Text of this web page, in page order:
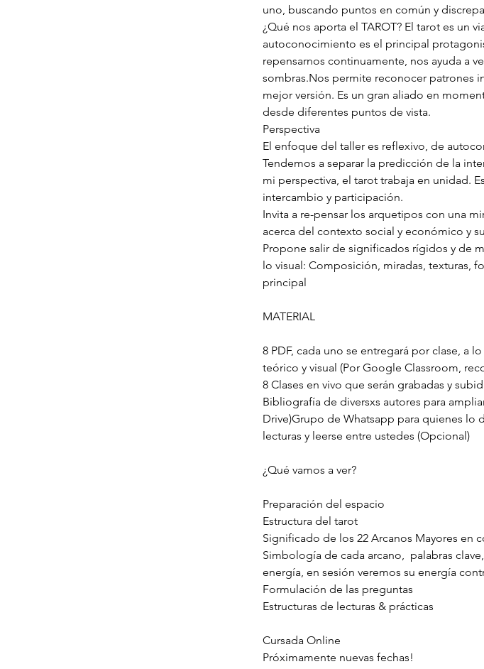
uno, buscando puntos en común y
¿Qué nos aporta el TAROT? El tarot es un
autoconocimiento es el principal
repensarnos continuamente, nos ayuda a
sombras.Nos permite reconocer patrones
mejor versión. Es un gran aliado en
desde diferentes puntos de vista.
Perspectiva
El enfoque del taller es reflexivo, de
Tendemos a separar la predicción de la
mi perspectiva, el tarot trabaja en unidad.
intercambio y participación.
Invita a re-pensar los arquetipos con una
acerca del contexto social y económico y
Propone salir de significados rígidos y de
lo visual: Composición, miradas, texturas,
principal
MATERIAL
8 PDF, cada uno se entregará por clase, a
teórico y visual (Por Google Classroom,
8 Clases en vivo que serán grabadas y
Bibliografía de diversxs autores para
Drive)Grupo de Whatsapp para quienes
lecturas y leerse entre ustedes (Opcional)
¿Qué vamos a ver?
Preparación del espacio
Estructura del tarot
Significado de los 22 Arcanos Mayores en
Simbología de cada arcano,  palabras
energía, en sesión veremos su energía
Formulación de las preguntas
Estructuras de lecturas & prácticas
Cursada Online
Próximamente nuevas fechas!